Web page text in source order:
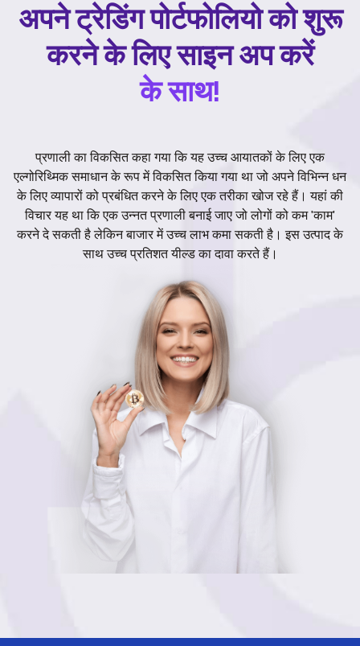
अपने ट्रेडिंग पोर्टफोलियो को शुरू
करने के लिए साइन अप करें
के साथ!
प्रणाली का विकसित कहा गया कि यह उच्च आयातकों के लिए एक
एल्गोरिथ्मिक समाधान के रूप में विकसित किया गया था जो अपने विभिन्न धन
के लिए व्यापारों को प्रबंधित करने के लिए एक तरीका खोज रहे हैं। यहां की
विचार यह था कि एक उन्नत प्रणाली बनाई जाए जो लोगों को कम 'काम'
करने दे सकती है लेकिन बाजार में उच्च लाभ कमा सकती है। इस उत्पाद के
साथ उच्च प्रतिशत यील्ड का दावा करते हैं।